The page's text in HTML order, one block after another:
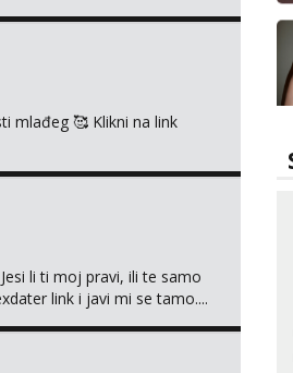
mlađeg 🥰 Klikni na link
li ti moj pravi, ili te samo
link i javi mi se tamo....